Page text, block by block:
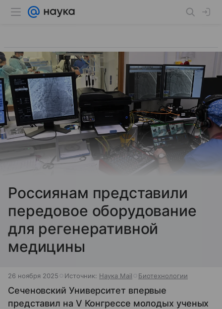
Россиянам представили
передовое оборудование
для регенеративной
медицины
26 ноября 2025 Источник: Наука Mail Биотехнологии
Сеченовский Университет впервые
представил на V Конгрессе молодых ученых